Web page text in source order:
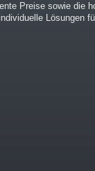
Preise sowie die
Lösungen